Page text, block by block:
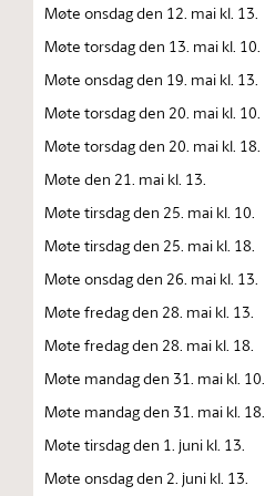
Møte onsdag den 12. mai kl. 13.
Møte torsdag den 13. mai kl. 10.
Møte onsdag den 19. mai kl. 13.
Møte torsdag den 20. mai kl. 10.
Møte torsdag den 20. mai kl. 18.
Møte den 21. mai kl. 13.
Møte tirsdag den 25. mai kl. 10.
Møte tirsdag den 25. mai kl. 18.
Møte onsdag den 26. mai kl. 13.
Møte fredag den 28. mai kl. 13.
Møte fredag den 28. mai kl. 18.
Møte mandag den 31. mai kl. 10.
Møte mandag den 31. mai kl. 18.
Møte tirsdag den 1. juni kl. 13.
Møte onsdag den 2. juni kl. 13.